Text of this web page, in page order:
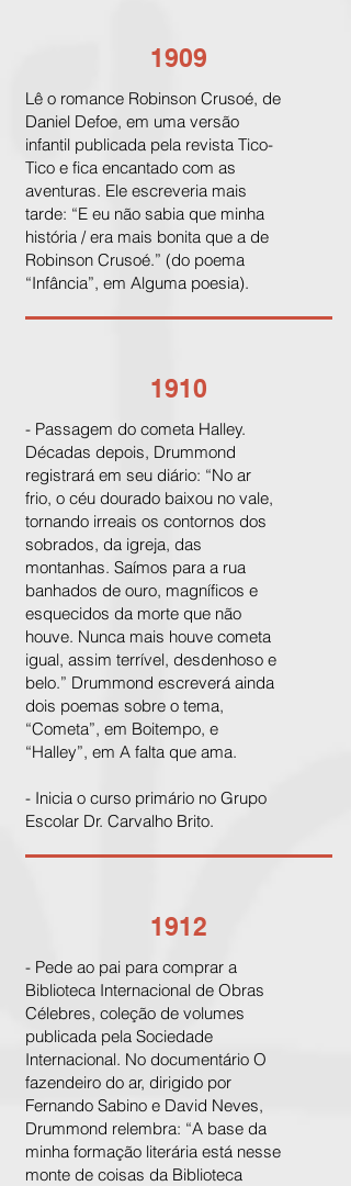
1909
Lê o romance Robinson Crusoé, de
Daniel Defoe, em uma versão
infantil publicada pela revista Tico-
Tico e fica encantado com as
aventuras. Ele escreveria mais
tarde: “E eu não sabia que minha
história / era mais bonita que a de
Robinson Crusoé.” (do poema
“Infância”, em Alguma poesia).
1910
- Passagem do cometa Halley.
Décadas depois, Drummond
registrará em seu diário: “No ar
frio, o céu dourado baixou no vale,
tornando irreais os contornos dos
sobrados, da igreja, das
montanhas. Saímos para a rua
banhados de ouro, magníficos e
esquecidos da morte que não
houve. Nunca mais houve cometa
igual, assim terrível, desdenhoso e
belo.” Drummond escreverá ainda
dois poemas sobre o tema,
“Cometa”, em Boitempo, e
“Halley”, em A falta que ama.
- Inicia o curso primário no Grupo
Escolar Dr. Carvalho Brito.
1912
- Pede ao pai para comprar a
Biblioteca Internacional de Obras
Célebres, coleção de volumes
publicada pela Sociedade
Internacional. No documentário O
fazendeiro do ar, dirigido por
Fernando Sabino e David Neves,
Drummond relembra: “A base da
minha formação literária está nesse
monte de coisas da Biblioteca